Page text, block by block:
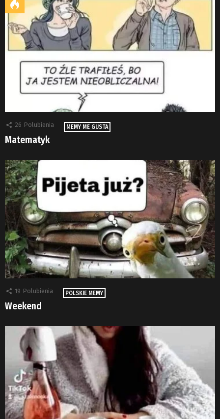
26 Polubienia MEMY ME GUSTA
Matematyk
19 Polubienia POLSKIE MEMY
Weekend